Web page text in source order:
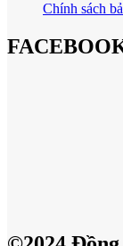
Chính sách